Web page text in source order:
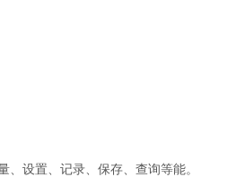
、设置、记录、保存、查询等能。